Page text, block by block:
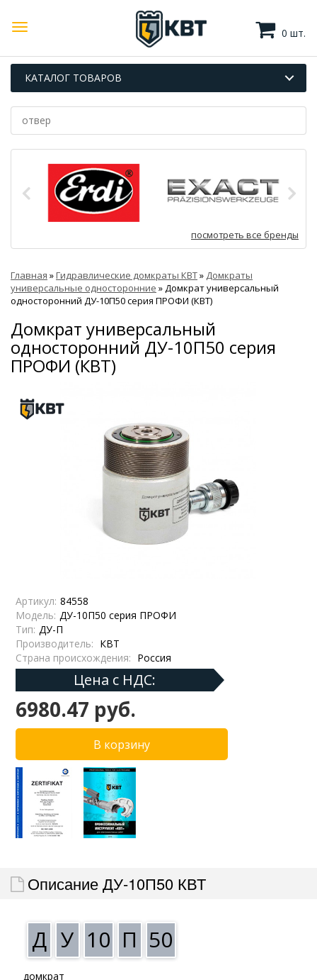
0 шт.
КАТАЛОГ ТОВАРОВ
посмотреть все бренды
Главная »Гидравлические домкраты КВТ» Домкраты
универсальные односторонние » Домкрат универсальный
односторонний ДУ-10П50 серия ПРОФИ (КВТ)
Домкрат универсальный
односторонний ДУ-10П50 серия
ПРОФИ (КВТ)
Артикул: 84558
Модель: ДУ-10П50 серия ПРОФИ
Тип: ДУ-П
Производитель: КВТ
Страна происхождения: Россия
Цена с НДС:
6980.47 руб.
Описание ДУ-10П50 КВТ
Д У 10 П 50
домкрат